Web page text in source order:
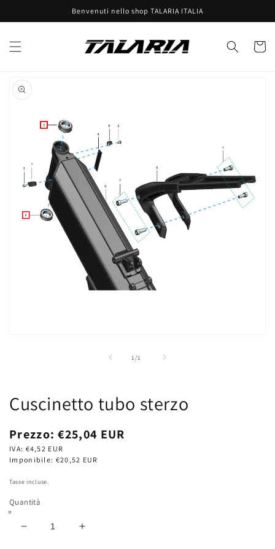
ai contenuti
Benvenuti nello shop TALARIA ITALIA
Carrello
informazioni
sul prodotto
1 /
su1
Cuscinetto tubo sterzo
Prezzo
di
listino
Prezzo: €25,04 EUR
IVA: €4,52 EUR
Imponibile: €20,52 EUR
Tasse incluse.
Quantità
Diminuisci
Aumenta